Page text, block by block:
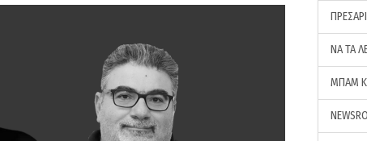
ΝΑ ΤΑ
ΜΠΑΜ